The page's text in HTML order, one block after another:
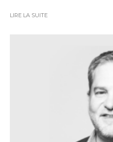
LIRE LA SUITE